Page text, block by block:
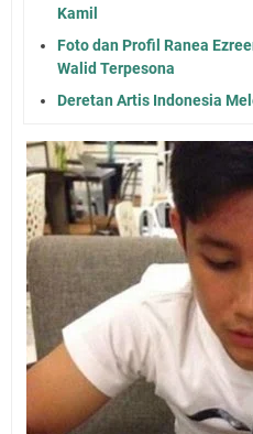
Kamil
Foto dan Profil Ranea
Walid Terpesona
Deretan Artis Indonesia